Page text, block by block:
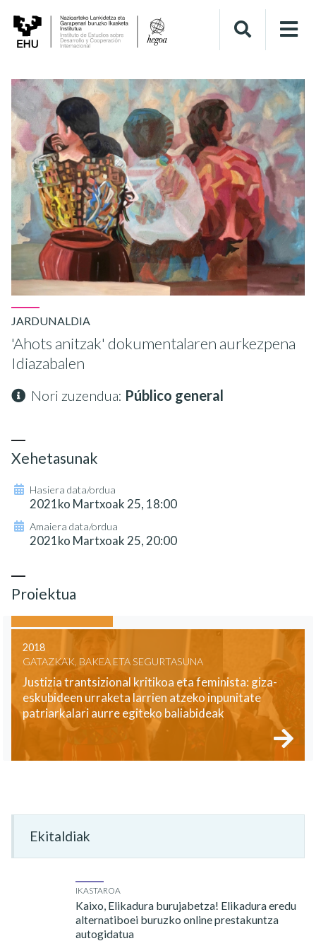
JARDUNALDIA
'Ahots anitzak' dokumentalaren aurkezpena
Idiazabalen
Nori zuzendua: Público general
Proiektua
2018
GATAZKAK, BAKEA ETA SEGURTASUNA
Justizia trantsizional kritikoa eta feminista: giza-
eskubideen urraketa larrien atzeko inpunitate
patriarkalari aurre egiteko baliabideak
Xehetasunak
Hasiera data/ordua
2021ko Martxoak 25, 18:00
Amaiera data/ordua
2021ko Martxoak 25, 20:00
Ekitaldiak
IKASTAROA
Kaixo, Elikadura burujabetza! Elikadura eredu
alternatiboei buruzko online prestakuntza
autogidatua